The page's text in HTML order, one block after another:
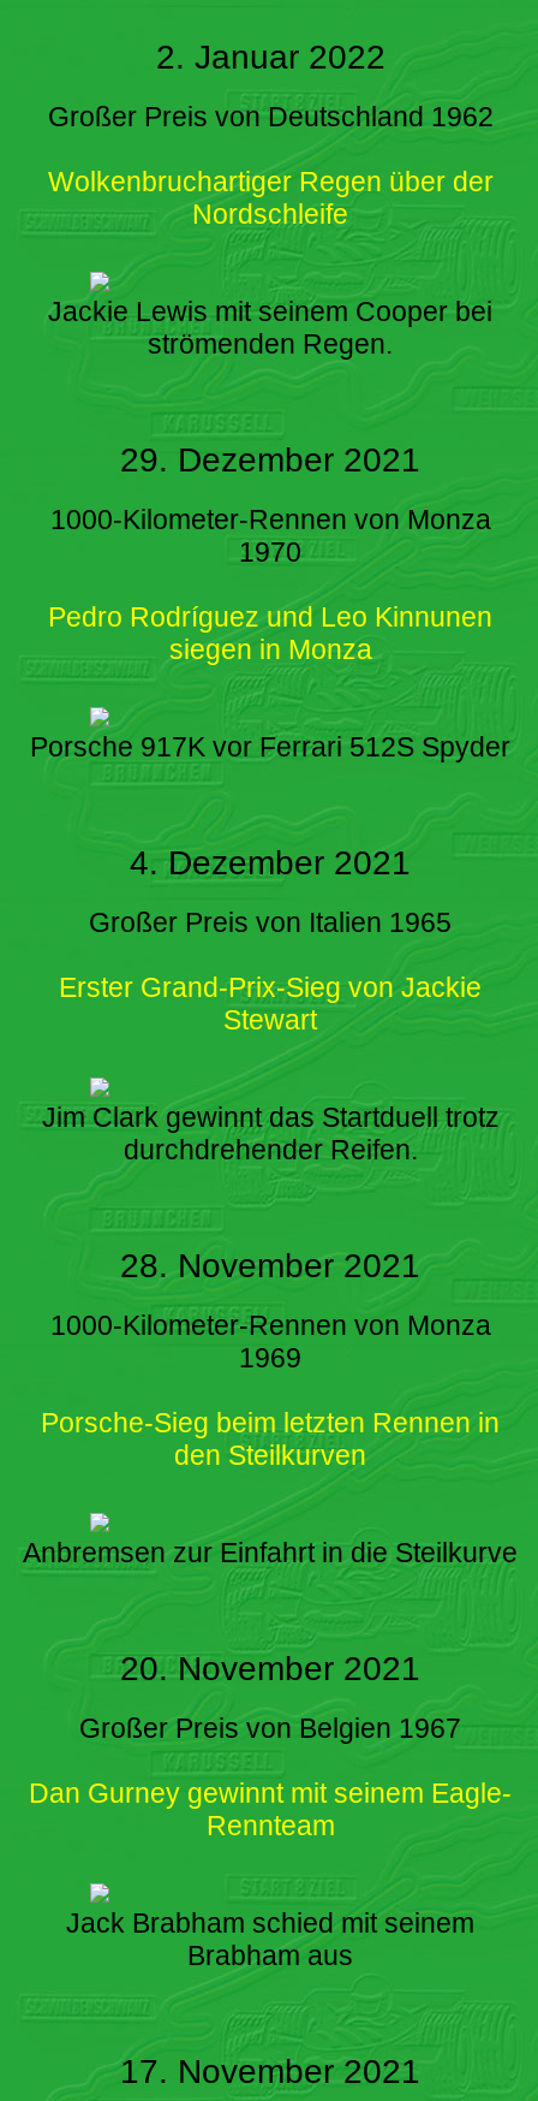
2. Januar 2022
Großer Preis von Deutschland 1962
Wolkenbruchartiger Regen über der
Nordschleife
Jackie Lewis mit seinem Cooper bei
strömenden Regen.
29. Dezember 2021
1000-Kilometer-Rennen von Monza
1970
Pedro Rodríguez und Leo Kinnunen
siegen in Monza
Porsche 917K vor Ferrari 512S Spyder
4. Dezember 2021
Großer Preis von Italien 1965
Erster Grand-Prix-Sieg von Jackie
Stewart
Jim Clark gewinnt das Startduell trotz
durchdrehender Reifen.
28. November 2021
1000-Kilometer-Rennen von Monza
1969
Porsche-Sieg beim letzten Rennen in
den Steilkurven
Anbremsen zur Einfahrt in die Steilkurve
20. November 2021
Großer Preis von Belgien 1967
Dan Gurney gewinnt mit seinem Eagle-
Rennteam
Jack Brabham schied mit seinem
Brabham aus
17. November 2021